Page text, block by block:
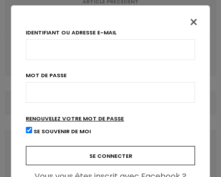
La caféine passée au crible par l’EFSA
COMMENTS(0)
×
IDENTIFIANT OU ADRESSE E-MAIL
MOT DE PASSE
RENOUVELEZ VOTRE MOT DE PASSE
SE SOUVENIR DE MOI